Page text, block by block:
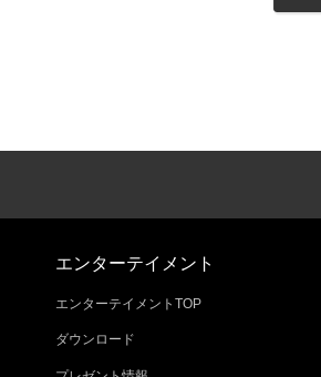
エンターテイメント
エンターテイメントTOP
ダウンロード